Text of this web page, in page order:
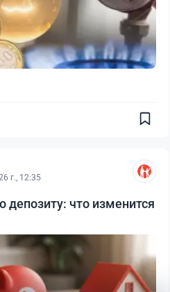
г., 12:35
депозиту: что изменится